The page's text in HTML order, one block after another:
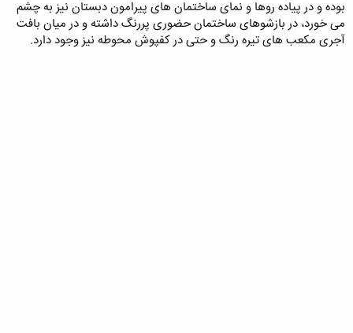
بوده و در پیاده روها و نمای ساختمان های پیرامون دبستان نیز به چشم
می خورد، در بازشوهای ساختمان حضوری پررنگ داشته و در میان بافت
آجری مکعب های تیره رنگ و حتی در کفپوش محوطه نیز وجود دارد.